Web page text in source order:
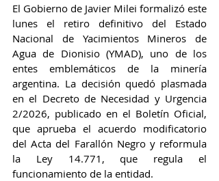
El Gobierno de Javier Milei formalizó este
lunes el retiro definitivo del Estado
Nacional de Yacimientos Mineros de
Agua de Dionisio (YMAD), uno de los
entes emblemáticos de la minería
argentina. La decisión quedó plasmada
en el Decreto de Necesidad y Urgencia
2/2026, publicado en el Boletín Oficial,
que aprueba el acuerdo modificatorio
del Acta del Farallón Negro y reformula
la Ley 14.771, que regula el
funcionamiento de la entidad.